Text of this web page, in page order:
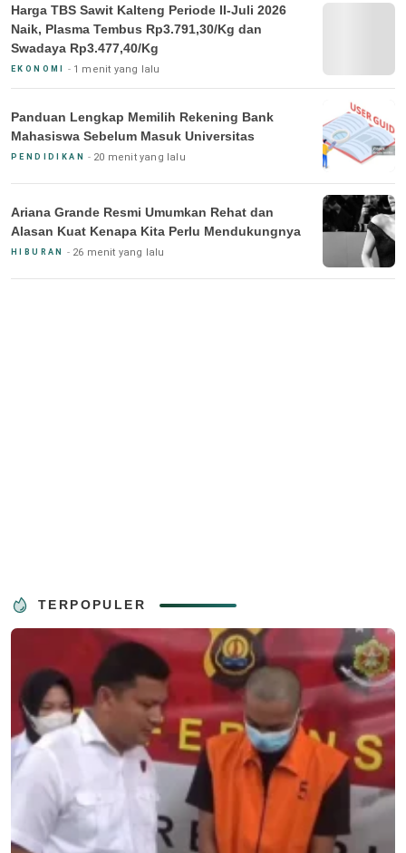
Harga TBS Sawit Kalteng Periode II-Juli 2026
Naik, Plasma Tembus Rp3.791,30/Kg dan
Swadaya Rp3.477,40/Kg
EKONOMI 1 menit yang lalu
Panduan Lengkap Memilih Rekening Bank
Mahasiswa Sebelum Masuk Universitas
PENDIDIKAN 20 menit yang lalu
Ariana Grande Resmi Umumkan Rehat dan
Alasan Kuat Kenapa Kita Perlu Mendukungnya
HIBURAN 26 menit yang lalu
TERPOPULER